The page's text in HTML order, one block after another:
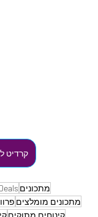
קרדיט
מתכונים
מתכונים מומלצים